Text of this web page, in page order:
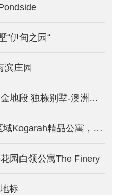
“伊甸之园“
滨庄园
Kellyville | Metro打造黄金地段 独栋别墅-澳洲悉尼新楼盘
Monument | 悉尼成熟区域Kogarah精品公寓，两房仅75万澳币起！
园白领公寓The Finery
标